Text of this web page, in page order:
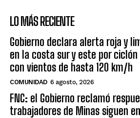
LO MÁS RECIENTE
Gobierno declara alerta roja y
en la costa sur y este por
con vientos de hasta 120 km/h
COMUNIDAD 6 agosto, 2026
FNC: el Gobierno reclamó
trabajadores de Minas siguen